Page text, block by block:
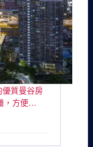
優質曼谷房
，方便…